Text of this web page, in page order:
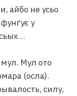
айбо не усьо
у
мул. Мул ото
(осла).
силу,